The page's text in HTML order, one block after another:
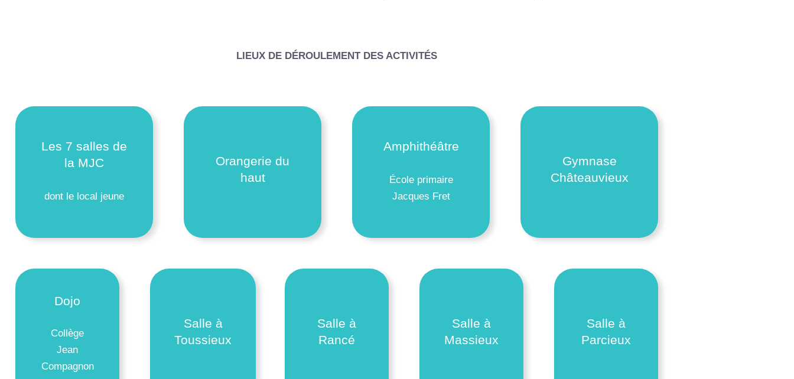
LIEUX DE DÉROULEMENT DES ACTIVITÉS
Les 7 salles de
la MJC
dont le local jeune
Orangerie du
haut
Amphithéâtre
École primaire
Jacques Fret
Gymnase
Châteauvieux
Dojo
Collège
Jean
Compagnon
Salle à
Toussieux
Salle à
Rancé
Salle à
Massieux
Salle à
Parcieux